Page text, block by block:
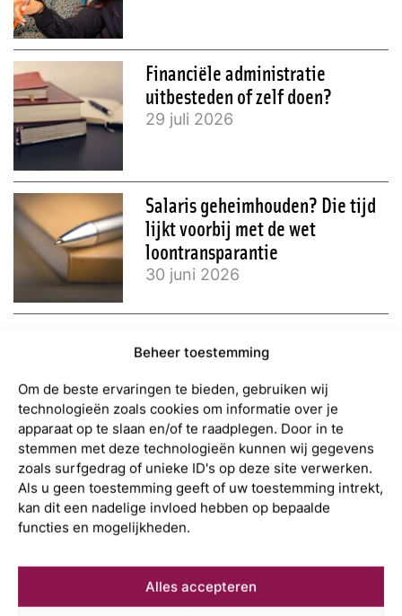
Beheer toestemming
Om de beste ervaringen te bieden, gebruiken wij
technologieën zoals cookies om informatie over je
apparaat op te slaan en/of te raadplegen. Door in te
stemmen met deze technologieën kunnen wij gegevens
zoals surfgedrag of unieke ID's op deze site verwerken.
Als u geen toestemming geeft of uw toestemming intrekt,
kan dit een nadelige invloed hebben op bepaalde
functies en mogelijkheden.
Alles accepteren
Financiële administratie
uitbesteden of zelf doen?
29 juli 2026
Salaris geheimhouden? Die tijd
lijkt voorbij met de wet
loontransparantie
30 juni 2026
Meteen contact
opnemen?
Contact opnemen